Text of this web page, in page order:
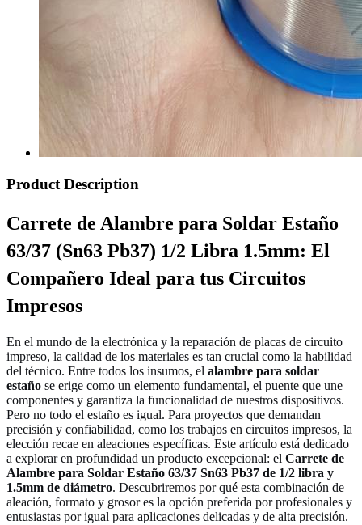
Product Description
Carrete de Alambre para Soldar Estaño
63/37 (Sn63 Pb37) 1/2 Libra 1.5mm: El
Compañero Ideal para tus Circuitos
Impresos
En el mundo de la electrónica y la reparación de placas de circuito
impreso, la calidad de los materiales es tan crucial como la habilidad
del técnico. Entre todos los insumos, el alambre para soldar
estaño se erige como un elemento fundamental, el puente que une
componentes y garantiza la funcionalidad de nuestros dispositivos.
Pero no todo el estaño es igual. Para proyectos que demandan
precisión y confiabilidad, como los trabajos en circuitos impresos, la
elección recae en aleaciones específicas. Este artículo está dedicado
a explorar en profundidad un producto excepcional: el Carrete de
Alambre para Soldar Estaño 63/37 Sn63 Pb37 de 1/2 libra y
1.5mm de diámetro. Descubriremos por qué esta combinación de
aleación, formato y grosor es la opción preferida por profesionales y
entusiastas por igual para aplicaciones delicadas y de alta precisión.